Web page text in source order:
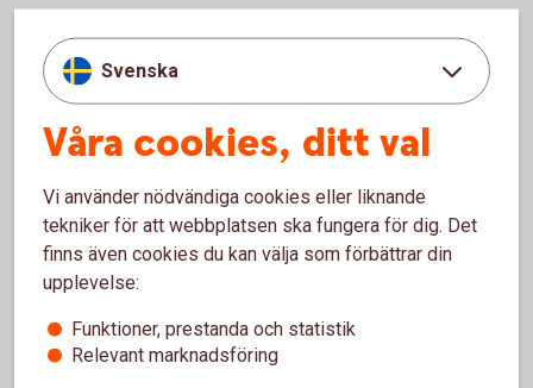
Om dina kunder inte betalar i tid
Inkasso
för ditt företag i inkassoärenden. På så sätt kan du
undvika kreditförluster utan att störa kundrelationen.
Inkasso
Svenska
Våra cookies, ditt val
Vi använder nödvändiga cookies eller liknande
tekniker för att webbplatsen ska fungera för dig. Det
finns även cookies du kan välja som förbättrar din
upplevelse:
Funktioner, prestanda och statistik
Relevant marknadsföring